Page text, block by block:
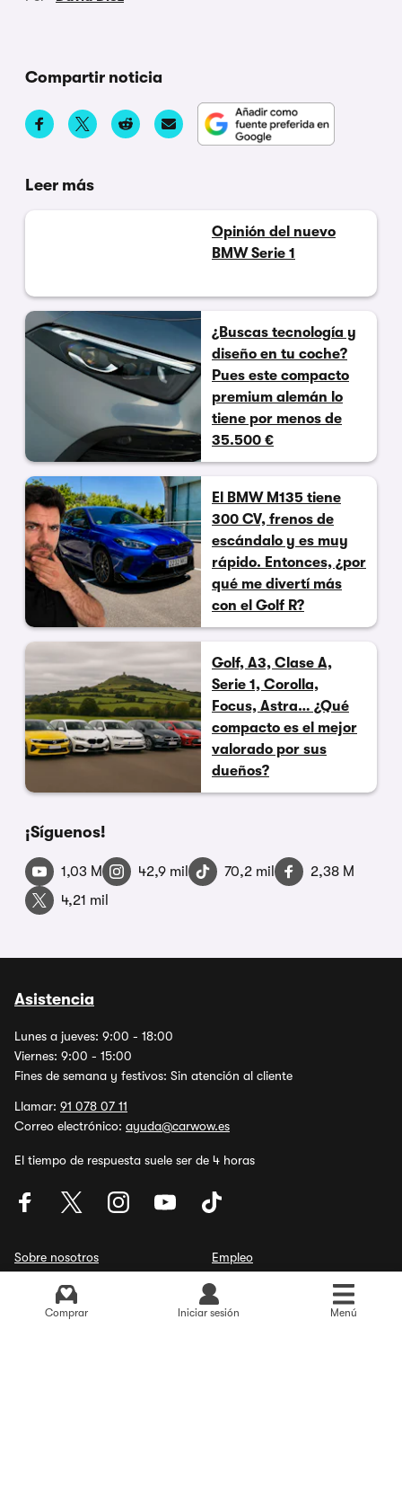
Comprar Iniciar sesión Menú
Compartir noticia
Leer más
Opinión del nuevo
BMW Serie 1
¿Buscas tecnología y
diseño en tu coche?
Pues este compacto
premium alemán lo
tiene por menos de
35.500 €
El BMW M135 tiene
300 CV, frenos de
escándalo y es muy
rápido. Entonces, ¿por
qué me divertí más
con el Golf R?
Golf, A3, Clase A,
Serie 1, Corolla,
Focus, Astra… ¿Qué
compacto es el mejor
valorado por sus
dueños?
¡Síguenos!
1,03 M 42,9 mil 70,2 mil
2,38 M
4,21 mil
Asistencia
Lunes a jueves: 9:00 - 18:00
Viernes: 9:00 - 15:00
Fines de semana y festivos: Sin atención al cliente
Llamar: 91 078 07 11
Correo electrónico: ayuda@carwow.es
El tiempo de respuesta suele ser de 4 horas
Sobre nosotros
Preguntas frecuentes
Recursos para Medios
Empleo
Concesionarios
Equipo Editorial y expertos